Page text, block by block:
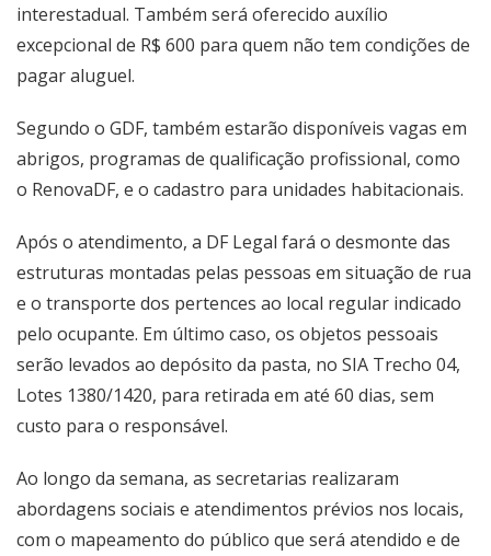
interestadual. Também será oferecido auxílio
excepcional de R$ 600 para quem não tem condições de
pagar aluguel.
Segundo o GDF, também estarão disponíveis vagas em
abrigos, programas de qualificação profissional, como
o RenovaDF, e o cadastro para unidades habitacionais.
Após o atendimento, a DF Legal fará o desmonte das
estruturas montadas pelas pessoas em situação de rua
e o transporte dos pertences ao local regular indicado
pelo ocupante. Em último caso, os objetos pessoais
serão levados ao depósito da pasta, no SIA Trecho 04,
Lotes 1380/1420, para retirada em até 60 dias, sem
custo para o responsável.
Ao longo da semana, as secretarias realizaram
abordagens sociais e atendimentos prévios nos locais,
com o mapeamento do público que será atendido e de